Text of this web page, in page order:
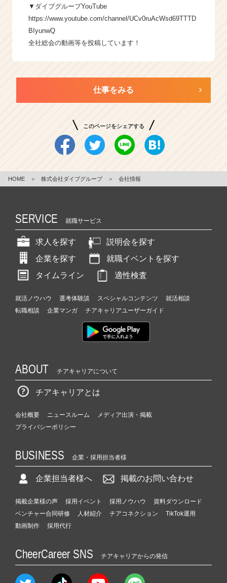
▼ダイブグループYouTube
https://www.youtube.com/channel/UCv0ruAcWsd69TTTD
BIyunwQ
全社総会の動画等を投稿しています！
仕事をみる
このページをシェアする
HOME ＞ 株式会社ダイブグループ ＞ 会社情報
SERVICE 就職サービス
求人を探す
説明会を探す
企業を探す
就職イベントを探す
タイムライン
適性検査
就活ノウハウ 選考体験談 スペシャルコンテンツ
就活相談
転職相談
企業マンガ チアキャリアユーザーガイド
ABOUT チアキャリアについて
チアキャリアとは
会社概要 ニュースルーム
メディア出演・掲載
プライバシーポリシー
BUSINESS 企業・採用担当者様
企業担当者様へ 掲載のお問い合わせ
掲載企業様の声 採用イベント 採用ノウハウ
資料ダウンロード
ベンチャー合同研修
人材紹介 チアコネクション
TikTok運用
動画制作
採用代行
CheerCareer SNS チアキャリアからの発信